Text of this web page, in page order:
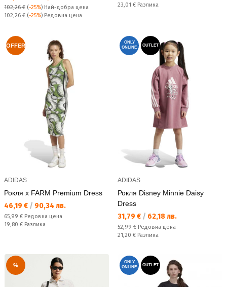
102,26 € (-25%) Най-добра цена
Редовна цена:
102,26 € (-25%) Редовна цена
Спестявате:
23,01 € Разлика
OFFER
ADIDAS
Рокля x FARM Premium Dress
Текуща цена:
46,19 € / 90,34 лв.
Редовна цена:
65,99 € Редовна цена
Спестявате:
19,80 € Разлика
ONLY
ONLINE
OUTLET
ADIDAS
Рокля Disney Minnie Daisy
Dress
Текуща цена:
31,79 € / 62,18 лв.
Редовна цена:
52,99 € Редовна цена
Спестявате:
21,20 € Разлика
%
ONLY
ONLINE
OUTLET